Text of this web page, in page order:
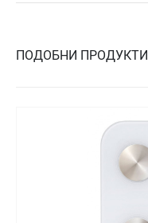
ПОДОБНИ ПРОДУКТИ